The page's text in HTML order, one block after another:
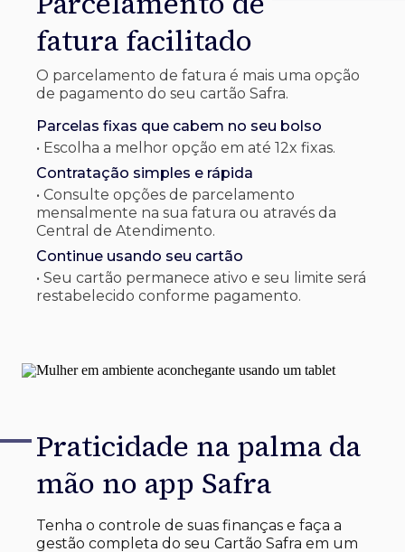
fatura facilitado
O parcelamento de fatura é mais uma opção
de pagamento do seu cartão Safra.
Parcelas fixas que cabem no seu bolso
• Escolha a melhor opção em até 12x fixas.
Contratação simples e rápida
• Consulte opções de parcelamento
mensalmente na sua fatura ou através da
Central de Atendimento.
Continue usando seu cartão
• Seu cartão permanece ativo e seu limite será
restabelecido conforme pagamento.
Praticidade na palma da
mão no app Safra
Tenha o controle de suas finanças e faça a
gestão completa do seu Cartão Safra em um